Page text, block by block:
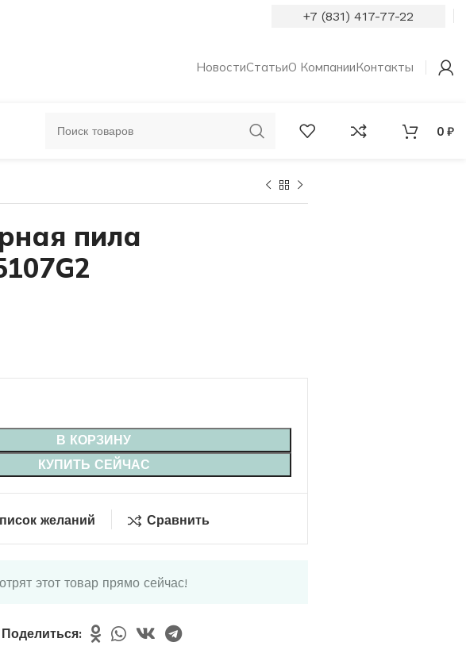
+7 (831) 417-77-22
НовостиСтатьиО КомпанииКонтакты
583 ПРОБЫ
ОБРУЧАЛЬНЫЕ
КОЛЬЦА С
0 ₽
пила
В КОРЗИНУ
КУПИТЬ СЕЙЧАС
желаний Сравнить
этот товар прямо сейчас!
Поделиться: